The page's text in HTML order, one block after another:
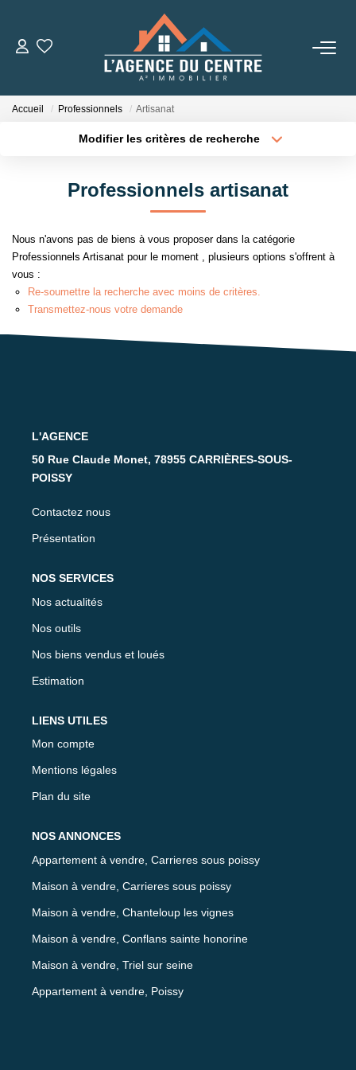
VENTES
Nos Conseils
Estimation
L' AGENCE
Accueil Professionnels Artisanat
Modifier les critères de recherche
Type de bien
Budget max Plus de critères
Professionnels artisanat
Nous n'avons pas de biens à vous proposer dans la catégorie
Professionnels Artisanat pour le moment , plusieurs options s'offrent à
vous :
Re-soumettre la recherche avec moins de critères.
Transmettez-nous votre demande
L'AGENCE
50 Rue Claude Monet, 78955 CARRIÈRES-SOUS-
POISSY
Contactez nous
Présentation
NOS SERVICES
Nos actualités
Nos outils
Nos biens vendus et loués
Estimation
LIENS UTILES
Mon compte
Mentions légales
Plan du site
NOS ANNONCES
Appartement à vendre, Carrieres sous poissy
Maison à vendre, Carrieres sous poissy
Maison à vendre, Chanteloup les vignes
Maison à vendre, Conflans sainte honorine
Maison à vendre, Triel sur seine
Appartement à vendre, Poissy